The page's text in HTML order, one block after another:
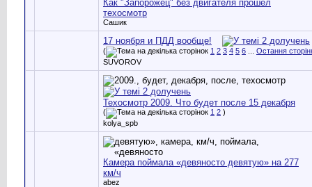
Как "Запорожец" без двигателя прошел
техосмотр
Сашик
17 ноября и ПДД вообще!
( 1 2 3 4 5 6
Остання
SUVOROV
Техосмотр 2009. Что будет после 15 декабря
( 1 2 )
kolya_spb
Камера поймала «девяносто девятую» на 277
км/ч
abez